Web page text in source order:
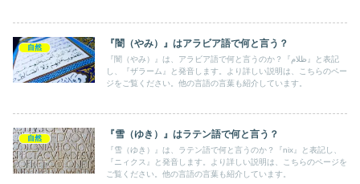
自然 『闇（やみ）』はアラビア語で何と言う？
『闇（やみ）』は、アラビア語で何と言うのか？『ظلام』と表記
し、『ザラーム』と発音します。より詳しい説明は、こちらのペー
ジをご覧ください。他の言語の言葉も紹介しています。
自然 『雪（ゆき）』はラテン語で何と言う？
『雪（ゆき）』は、ラテン語で何と言うのか？『nix』と表記し、
『ニィクス』と発音します。より詳しい説明は、こちらのページを
ご覧ください。他の言語の言葉も紹介しています。